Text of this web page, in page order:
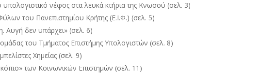
νέφος στα λευκά κτήρια της Κνωσού (σελ. 3)
του Πανεπιστημίου Κρήτης (Ε.Ι.Φ.) (σελ. 5)
Αυγή δεν υπάρχει» (σελ. 6)
ομάδας του Τμήματος Επιστήμης Υπολογιστών (σελ. 8)
Χημείας (σελ. 9)
των Κοινωνικών Επιστημών (σελ. 11)